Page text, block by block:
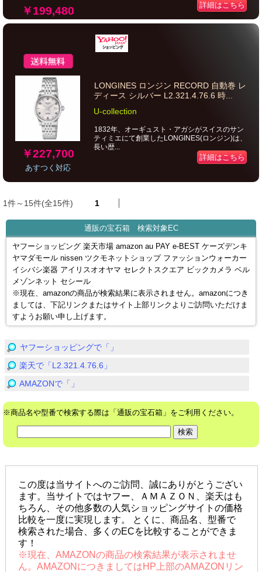
￥199,480 詳細はこちら
￥227,700
あすつく対応
LONGINES ロンジン RECORD 自動巻 レ
ディース シルバー L2.321.4.76.6 時...
U-collection
1832年、オーギュスト・アガシがスイスのサン
ティミエにて創業したLONGINES(ロンジン)は、
長い歴...
詳細はこちら
1件～15件(全15件) 1
通販の宝石箱 検索対象EC
ヤフーショッピング 楽天市場 amazon au PAY e-BEST ケーズデンキ
ヤマダモール nissen ツクモネットショップ ファッションウォーカー
イシバシ楽器 アイリスオオヤマ セレクトスクエア ビックカメラ ベル
メゾンネット セシール
※現在、amazonの商品が検索結果に表示されません。amazonにつき
ましては、下記リンクまたはサイト上部リンクよりご訪問いただけま
すようお願い申し上げます。
ヤフーショッピングで「」
楽天で「L2.321.4.76.6」
AMAZONで「」
※商品名や型番で検索する際は「通販の宝石箱」をご利用ください。
この度は当サイトへのご訪問、誠にありがとうござい
ます。当サイトではヤフー、ＡＭＡＺＯＮ、楽天はも
ちろん、その他多数の人気ショッピングサイトの価格
比較を一度に実現します。 とくに、商品名、型番で
検索された場合、多くのECを比較することができま
す！
※現在、AMAZONの商品の検索結果が表示されませ
ん。AMAZONにつきましてはHP上部のAMAZONリン